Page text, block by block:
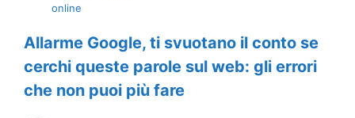
online
Allarme Google, ti svuotano il conto se
cerchi queste parole sul web: gli errori
che non puoi più fare